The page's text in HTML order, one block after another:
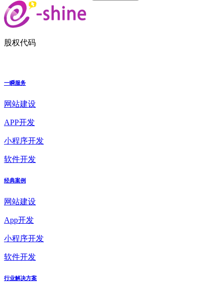
股权代码
一瞬服务
网站建设
APP开发
小程序开发
软件开发
经典案例
网站建设
App开发
小程序开发
软件开发
行业解决方案